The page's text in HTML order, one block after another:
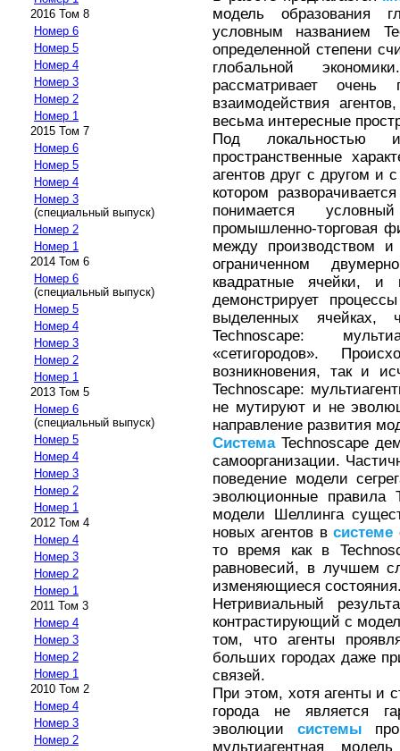
2016 Том 8
Номер 6
Номер 5
Номер 4
Номер 3
Номер 2
Номер 1
2015 Том 7
Номер 6
Номер 5
Номер 4
Номер 3
(специальный выпуск)
Номер 2
Номер 1
2014 Том 6
Номер 6
(специальный выпуск)
Номер 5
Номер 4
Номер 3
Номер 2
Номер 1
2013 Том 5
Номер 6
(специальный выпуск)
Номер 5
Номер 4
Номер 3
Номер 2
Номер 1
2012 Том 4
Номер 4
Номер 3
Номер 2
Номер 1
2011 Том 3
Номер 4
Номер 3
Номер 2
Номер 1
2010 Том 2
Номер 4
Номер 3
Номер 2
модель образования
условным названием
определенной степени
глобальной
рассматривает
взаимодействия
весьма интересные
Под локальностью и
пространственные
агентов друг с другом и
котором
понимается
промышленно-торговая
между производством
ограниченном
квадратные ячейки,
демонстрирует
выделенных ячейках,
Technoscape:
«сетигородов».
возникновения, так и
Technoscape:
не мутируют и не
направление развития
СистемаTechnoscape
самоорганизации.
поведение модели
эволюционные правила
модели Шеллинга
новых агентов всистеме
то время как в
равновесий, в лучшем
изменяющиеся
Нетривиальный
контрастирующий с
том, что агенты
больших городах даже
связей.
При этом, хотя агенты и
города не является
эволюции системы
мультиагентная